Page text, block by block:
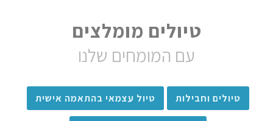
טיולים מומלצים
עם המומחים שלנו
טיולים וחבילות טיול עצמאי בהתאמה אישית